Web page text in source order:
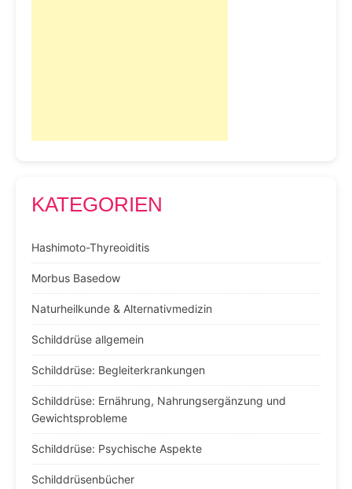
KATEGORIEN
Hashimoto-Thyreoiditis
Morbus Basedow
Naturheilkunde & Alternativmedizin
Schilddrüse allgemein
Schilddrüse: Begleiterkrankungen
Schilddrüse: Ernährung, Nahrungsergänzung und
Gewichtsprobleme
Schilddrüse: Psychische Aspekte
Schilddrüsenbücher